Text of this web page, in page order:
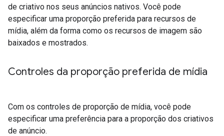
de criativo nos seus anúncios nativos. Você pode
especificar uma proporção preferida para recursos de
mídia, além da forma como os recursos de imagem são
baixados e mostrados.
Controles da proporção preferida de mídia
Com os controles de proporção de mídia, você pode
especificar uma preferência para a proporção dos criativos
de anúncio.